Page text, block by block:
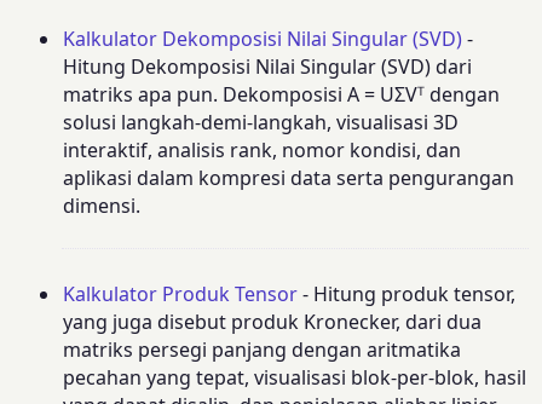
Kalkulator Dekomposisi Nilai Singular (SVD)-
Hitung Dekomposisi Nilai Singular (SVD) dari
matriks apa pun. Dekomposisi A = UΣVᵀ dengan
solusi langkah-demi-langkah, visualisasi 3D
interaktif, analisis rank, nomor kondisi, dan
aplikasi dalam kompresi data serta pengurangan
dimensi.
Kalkulator Produk Tensor- Hitung produk tensor,
yang juga disebut produk Kronecker, dari dua
matriks persegi panjang dengan aritmatika
pecahan yang tepat, visualisasi blok-per-blok, hasil